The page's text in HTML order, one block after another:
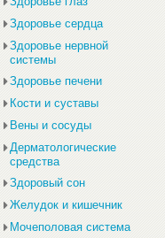
Здоровье сердца
Здоровье нервной
системы
Здоровье печени
Кости и суставы
Вены и сосуды
Дерматологические
средства
Здоровый сон
Желудок и кишечник
Мочеполовая система